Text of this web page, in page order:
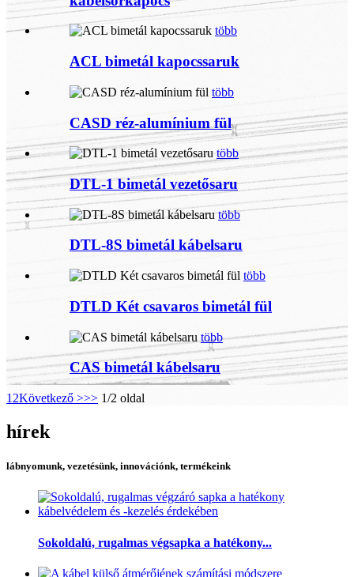
több
ACL bimetál kapocssaruk
több
CASD réz-alumínium fül
több
DTL-1 bimetál vezetősaru
több
DTL-8S bimetál kábelsaru
több
DTLD Két csavaros bimetál fül
több
CAS bimetál kábelsaru
1 2Következő >>> 1/2 oldal
hírek
lábnyomunk, vezetésünk, innovációnk, termékeink
Sokoldalú, rugalmas végsapka a hatékony...